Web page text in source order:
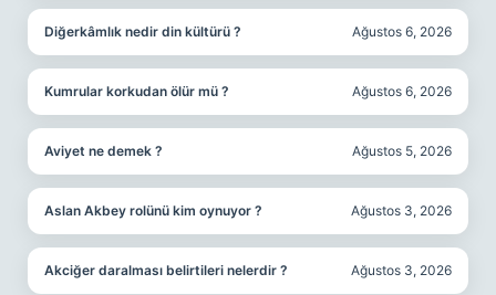
Diğerkâmlık nedir din kültürü ? Ağustos 6, 2026
Kumrular korkudan ölür mü ? Ağustos 6, 2026
Aviyet ne demek ? Ağustos 5, 2026
Aslan Akbey rolünü kim oynuyor ? Ağustos 3, 2026
Akciğer daralması belirtileri nelerdir ? Ağustos 3, 2026